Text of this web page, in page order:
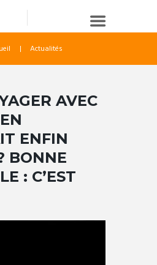
Actualités
AVEC
ENFIN
BONNE
: C’EST